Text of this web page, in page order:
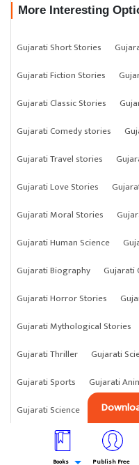
More Interesting
Gujarati Short Stories
Gujarati Fiction Stories
Gujarati Classic Stories
Gujarati Comedy stories
Gujarati Travel stories
Gujarati Love Stories
Gujarati Moral Stories
Gujarati Human Science
Gujarati Biography
Gujarati
Gujarati Horror Stories
Gujarati Mythological Stories
Gujarati Thriller
Gujarati
Gujarati Sports
Gujarati
Gujarati Science
Gujarati
Books Publish Free